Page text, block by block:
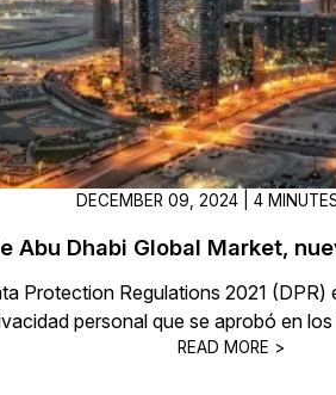
DECEMBER 09, 2024 | 4
Abu Dhabi Global Market,
Protection Regulations 2021
personal que se aprobó en
READ MORE >